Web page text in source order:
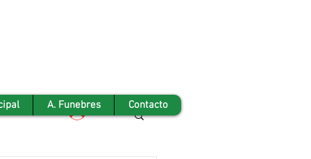
Iniciar sesión
A. Funebres Contacto